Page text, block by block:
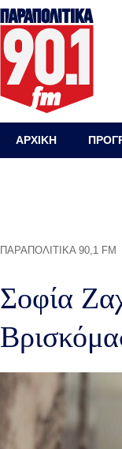
ΑΡΧΙΚΗ
ΠΑΡΑΠΟΛΙΤΙΚΑ 90,1 FM
Σοφία